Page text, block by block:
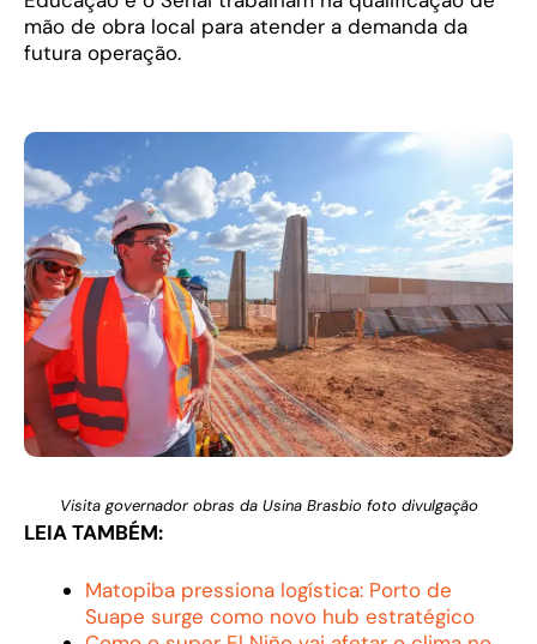
mão de obra local para atender a demanda da
futura operação.
Visita governador obras da Usina Brasbio foto divulgação
LEIA TAMBÉM:
Matopiba pressiona logística: Porto de
Suape surge como novo hub estratégico